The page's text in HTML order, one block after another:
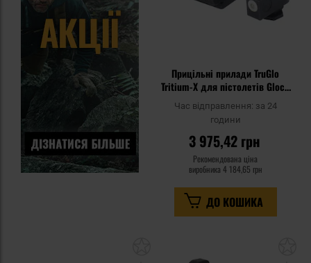
Прицільні прилади TruGlo
Tritium-X для пістолетів Glock
17/17L/19/19X/22/23/24/26/27/
33/34/35/39/45
Час відправлення: за 24
години
3 975,42 грн
Рекомендована ціна
виробника 4 184,65 грн
ДО КОШИКА